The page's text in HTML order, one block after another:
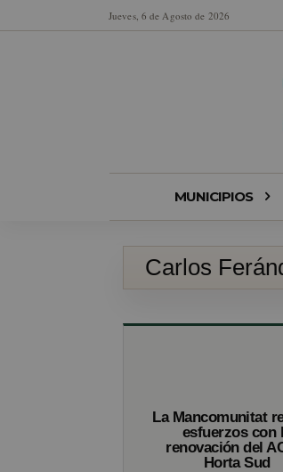
Jueves, 6 de Agosto de 2026
MUNICIPIOS
Carlos
La Mancomunitat
esfuerzos con
renovación del
Horta Sud